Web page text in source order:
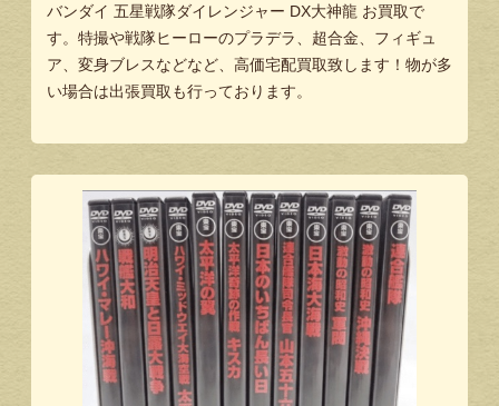
バンダイ 五星戦隊ダイレンジャー DX大神龍 お買取で
す。特撮や戦隊ヒーローのプラデラ、超合金、フィギュ
ア、変身ブレスなどなど、高価宅配買取致します！物が多
い場合は出張買取も行っております。